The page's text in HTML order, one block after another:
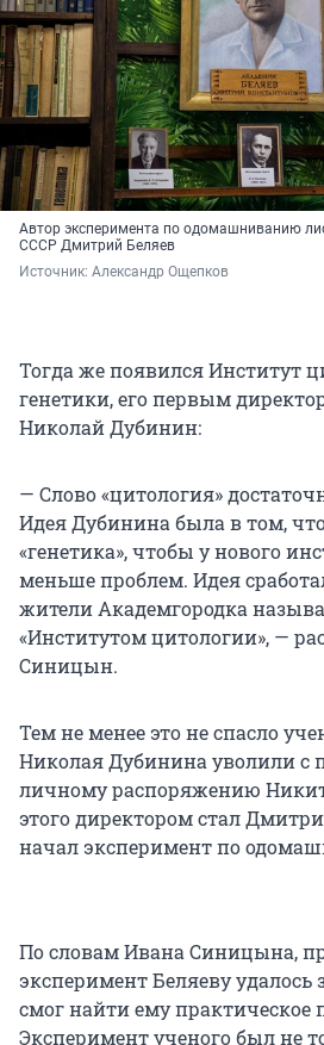
Автор эксперимента по одомашниванию
СССР Дмитрий Беляев
Источник: Александр Ощепков
Тогда же появился Институт
генетики, его первым
Николай Дубинин:
— Слово «цитология»
Идея Дубинина была в том,
«генетика», чтобы у нового
меньше проблем. Идея
жители Академгородка
«Институтом цитологии», —
Синицын.
Тем не менее это не спасло
Николая Дубинина уволили с
личному распоряжению
этого директором стал
начал эксперимент по
По словам Ивана Синицына,
эксперимент Беляеву удалось
смог найти ему практическое
Эксперимент ученого был не